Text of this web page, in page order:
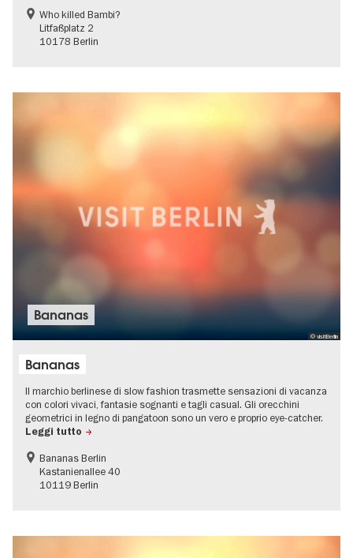
Who killed Bambi?
Litfaßplatz 2
10178 Berlin
© visitBerlin
Bananas
Bananas
Il marchio berlinese di slow fashion trasmette sensazioni di vacanza
con colori vivaci, fantasie sognanti e tagli casual. Gli orecchini
geometrici in legno di pangatoon sono un vero e proprio eye-catcher.
Leggi tutto
Bananas Berlin
Kastanienallee 40
10119 Berlin